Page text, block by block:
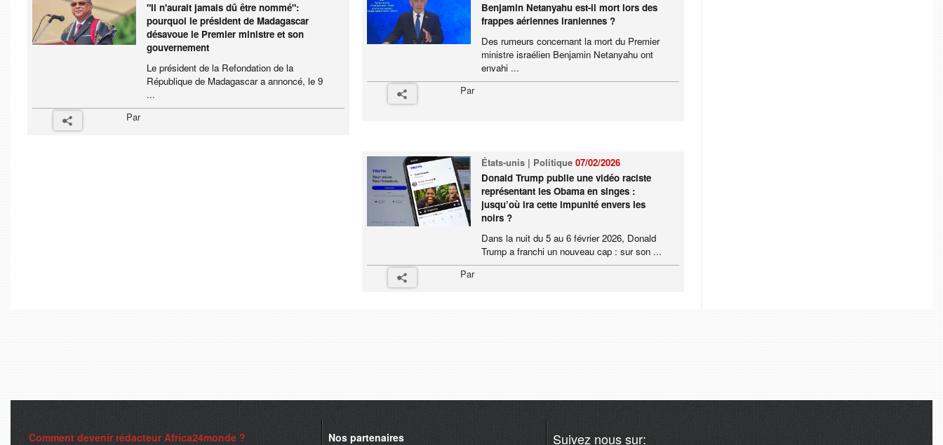
"Il n'aurait jamais dû être nommé":
pourquoi le président de Madagascar
désavoue le Premier ministre et son
gouvernement
Le président de la Refondation de la
République de Madagascar a annoncé, le 9
...
Par
Benjamin Netanyahu est-il mort lors des
frappes aériennes iraniennes ?
Des rumeurs concernant la mort du Premier
ministre israélien Benjamin Netanyahu ont
envahi ...
Par
États-unis | Politique 07/02/2026
Donald Trump publie une vidéo raciste
représentant les Obama en singes :
jusqu’où ira cette impunité envers les
noirs ?
Dans la nuit du 5 au 6 février 2026, Donald
Trump a franchi un nouveau cap : sur son ...
Par
Comment devenir rédacteur Africa24monde ? Nos partenaires Suivez nous sur: